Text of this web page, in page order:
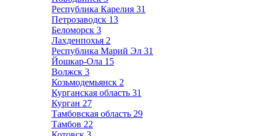
Республика Карелия 31
Петрозаводск 13
Беломорск 3
Лахденпохья 2
Республика Марий Эл 31
Йошкар-Ола 15
Волжск 3
Козьмодемьянск 2
Курганская область 31
Курган 27
Тамбовская область 29
Тамбов 22